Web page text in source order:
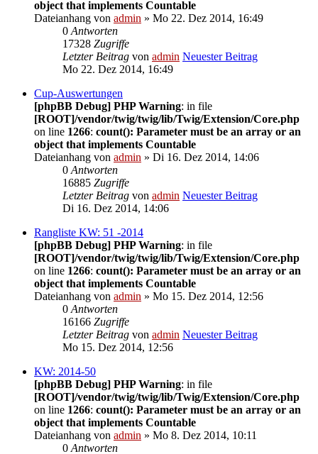
object that implements Countable
Dateianhang von admin » Mo 22. Dez 2014, 16:49
0 Antworten
17328 Zugriffe
Letzter Beitrag von admin Neuester Beitrag
Mo 22. Dez 2014, 16:49
Cup-Auswertungen
[phpBB Debug] PHP Warning: in file
[ROOT]/vendor/twig/twig/lib/Twig/Extension/Core.php
on line 1266: count(): Parameter must be an array or an
object that implements Countable
Dateianhang von admin » Di 16. Dez 2014, 14:06
0 Antworten
16885 Zugriffe
Letzter Beitrag von admin Neuester Beitrag
Di 16. Dez 2014, 14:06
Rangliste KW: 51 -2014
[phpBB Debug] PHP Warning: in file
[ROOT]/vendor/twig/twig/lib/Twig/Extension/Core.php
on line 1266: count(): Parameter must be an array or an
object that implements Countable
Dateianhang von admin » Mo 15. Dez 2014, 12:56
0 Antworten
16166 Zugriffe
Letzter Beitrag von admin Neuester Beitrag
Mo 15. Dez 2014, 12:56
KW: 2014-50
[phpBB Debug] PHP Warning: in file
[ROOT]/vendor/twig/twig/lib/Twig/Extension/Core.php
on line 1266: count(): Parameter must be an array or an
object that implements Countable
Dateianhang von admin » Mo 8. Dez 2014, 10:11
0 Antworten